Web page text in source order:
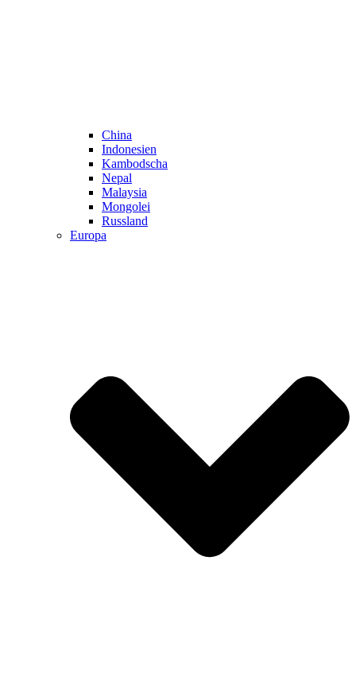
China
Indonesien
Kambodscha
Nepal
Malaysia
Mongolei
Russland
Europa